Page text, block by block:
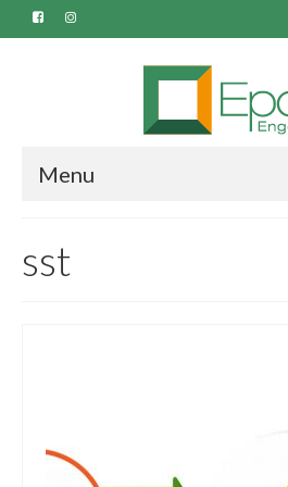
Menu
Serviços
Laudo de Periculosidade
sst